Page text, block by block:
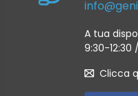
A tua
9:30-12:30
Clicca